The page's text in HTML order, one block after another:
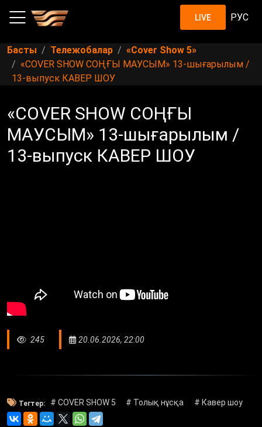
LIVE РУС
Басты Тележобалар
«Cover Show 5»
«COVER SHOW СОҢҒЫ МАУСЫМ» 13-шығарылым /
13-выпуск КАВЕР ШОУ
«COVER SHOW СОҢҒЫ
МАУСЫМ» 13-шығарылым /
13-выпуск КАВЕР ШОУ
245 20.06.2026, 22:00
Тегтер: # COVER SHOW 5 # Толық нұсқа # Кавер шоу